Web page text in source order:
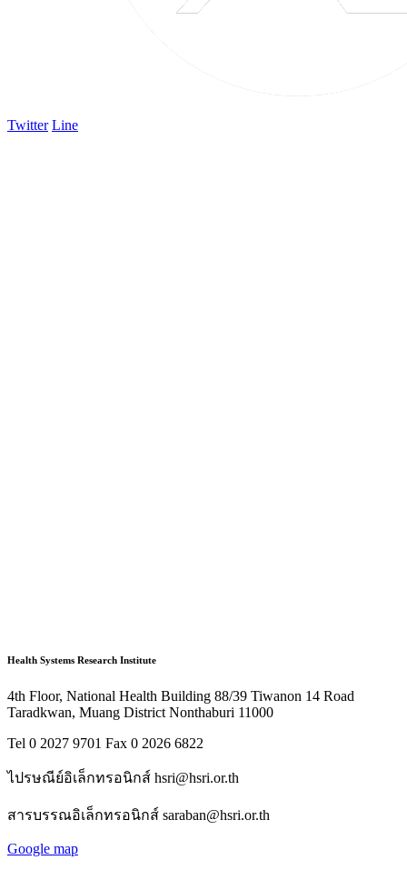
Twitter Line
Health Systems Research Institute
4th Floor, National Health Building 88/39 Tiwanon 14 Road
Taradkwan, Muang District Nonthaburi 11000
Tel 0 2027 9701 Fax 0 2026 6822
ไปรษณีย์อิเล็กทรอนิกส์ hsri@hsri.or.th
สารบรรณอิเล็กทรอนิกส์ saraban@hsri.or.th
Google map